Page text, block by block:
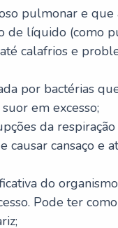
pulmonar e que
de líquido (como
calafrios e
por bactérias
em excesso;
da
cansaço e
do
Pode ter